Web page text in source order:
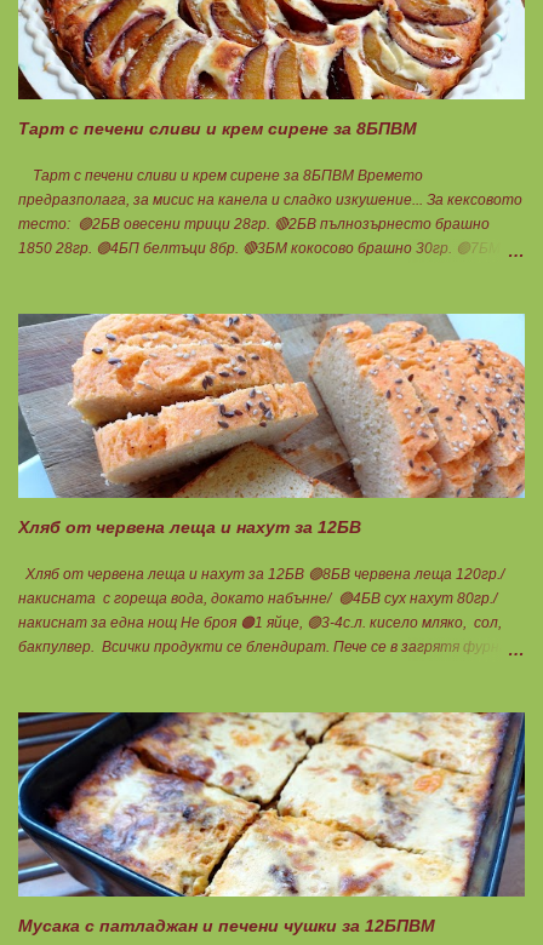
Тарт с печени сливи и крем сирене за 8БПВМ
Тарт с печени сливи и крем сирене за 8БПВМ Времето
предразполага, за мисис на канела и сладко изкушение... За кексовото
тесто: 🟢2БВ овесени трици 28гр. 🔴2БВ пълнозърнесто брашно
1850 28гр. 🟢4БП белтъци 8бр. 🔴3БМ кокосово брашно 30гр. 🟢7БМ
добре и се оставя на страна да набъбне. За чийз крема: 🟢3БП
обезмаслено крем сирене Кауфланд 200гр. + 1 равна с.л скир 🟠1БП
яйце 1бр. Ванилия Не подслаждам! За отгоре: 🟢4БВ сини сливи
360гр. Канела Мазнините са удвоени за белтъците и крем сиренето!
В голяма силиконова форма за тарт, разпределих така: 🥧1- ви слой
от кексово тесто 🥧2- ри слой чийз крем 🥧3- ти слой нарязани сини
сливи Канелата поръсих след изпичане, за да не е много натрапчива и
в голямо количество. Сладкиша изпекох в загрята фурна на 180
Хляб от червена леща и нахут за 12БВ
Хляб от червена леща и нахут за 12БВ 🟢8БВ червена леща 120гр./
накисната с гореща вода, докато набънне/ 🟢4БВ сух нахут 80гр./
накиснат за една нощ Не броя 🟠1 яйце, 🟢3-4с.л. кисело мляко, сол,
бакпулвер. Всички продукти се блендират. Пече се в загрятя фурна
Мусака с патладжан и печени чушки за 12БПВМ